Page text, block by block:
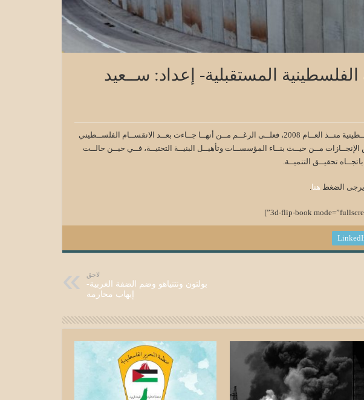
الفلسطينية المستقبلية- إعداد: ســعيد
تنطلــق هــذه الورقــة مــن خطــط التنميــة الفلســطينية منــذ العــام 2008، فعلــى الرغــم مــن أنهــا جــاءت بعــد الانقســام الفلســطيني
الإنجــازات مــن حيــث بنــاء المؤسســات وتأهيــل البنيــة التحتيــة، فــي حيــن حالــت
تحقيــق التنميــة.
يرجى الضغط هنا
لاجق
بولتون ونتنياهو وضم الضفة الغربية-
إيهاب محارمة